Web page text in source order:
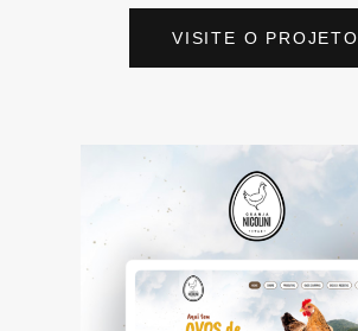
VISITE O PROJETO